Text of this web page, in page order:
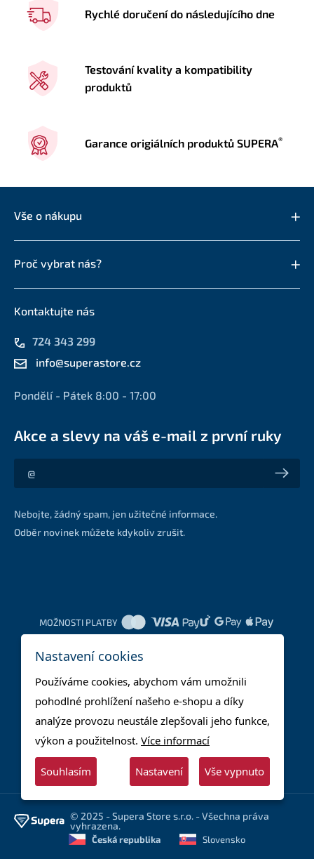
Rychlé doručení do následujícího dne
Testování kvality a kompatibility
produktů
Garance origiálních produktů SUPERA®
Vše o nákupu
Proč vybrat nás?
Kontaktujte nás
724 343 299
info@superastore.cz
Pondělí - Pátek 8:00 - 17:00
Akce a slevy na váš e-mail z první ruky
Akce a slevy na váš e-mail z první ruky
Nebojte, žádný spam, jen užitečné informace.
Odběr novinek můžete kdykoliv zrušit.
MOŽNOSTI PLATBY
© 2025 - Supera Store s.r.o. - Všechna práva
vyhrazena.
Česká republika Slovensko
Nastavení cookies
Používáme cookies, abychom vám umožnili
pohodlné prohlížení našeho e-shopu a díky
analýze provozu neustále zlepšovali jeho funkce,
výkon a použitelnost. Více informací
Souhlasím Nastavení Vše vypnuto